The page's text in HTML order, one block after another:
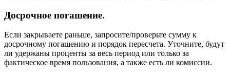
Досрочное погашение.
Если закрываете раньше, запросите/проверьте сумму к
досрочному погашению и порядок пересчета. Уточните, будут
ли удержаны проценты за весь период или только за
фактическое время пользования, а также есть ли комиссии.